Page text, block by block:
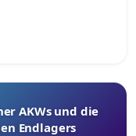
AKWs und die
Endlagers